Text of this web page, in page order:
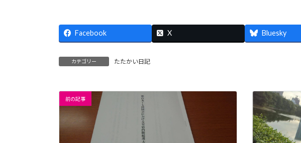
Facebook X Bluesky
カテゴリー たたかい日記
前の記事